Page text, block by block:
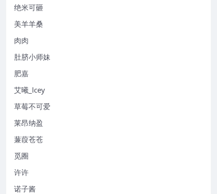
绝米可砸
美羊羊桑
肉肉
肚脐小师妹
肥嘉
艾曦_lcey
草莓不可爱
莱昂纳盈
蒹葭苍苍
觅圈
许许
诺子酱